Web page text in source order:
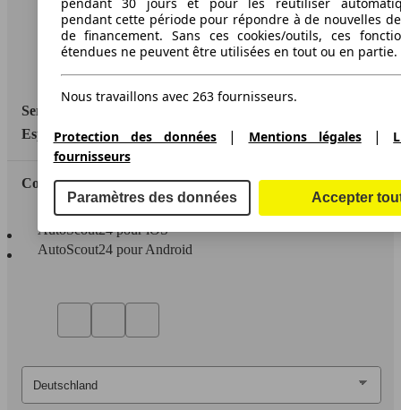
Informations légales
Protection des données
Service
Espace Pro
Contact
AutoScout24 pour iOS
AutoScout24 pour Android
pendant cette période pour répondre à de nouvelles
de financement. Sans ces cookies/outils, ces
étendues ne peuvent être utilisées en tout ou en partie.
Nous travaillons avec 263 fournisseurs.
Protection des données | Mentions légales|
fournisseurs
Paramètres des données Accepter